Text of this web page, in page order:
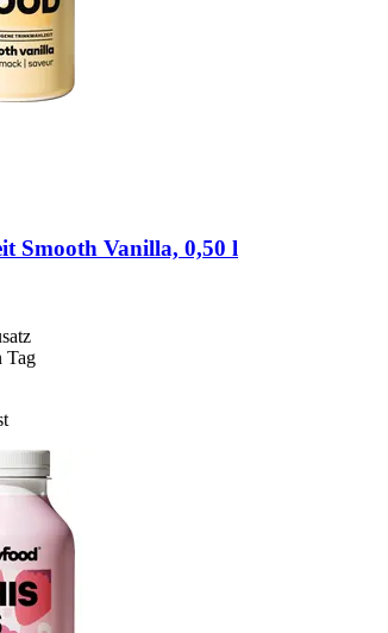
Smooth Vanilla, 0,50 l
Tag